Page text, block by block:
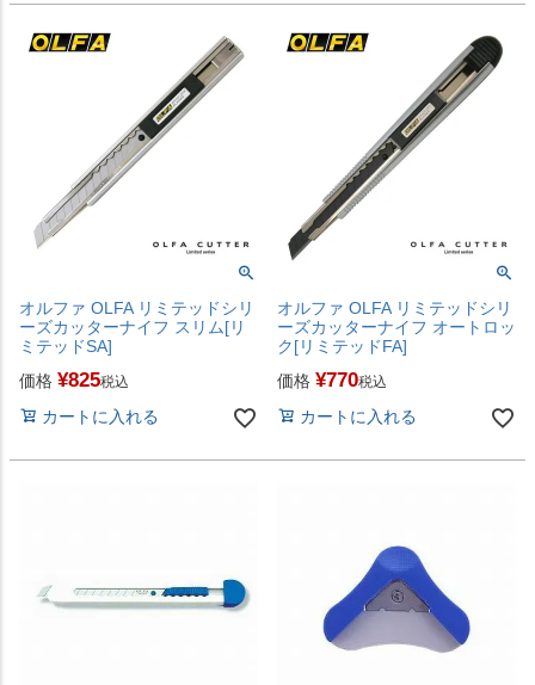
オルファ OLFA リミテッドシリ
ーズカッターナイフ スリム[リ
ミテッドSA]
価格 ¥825税込
カートに入れる
オルファ OLFA リミテッドシリ
ーズカッターナイフ オートロッ
ク[リミテッドFA]
価格 ¥770税込
カートに入れる